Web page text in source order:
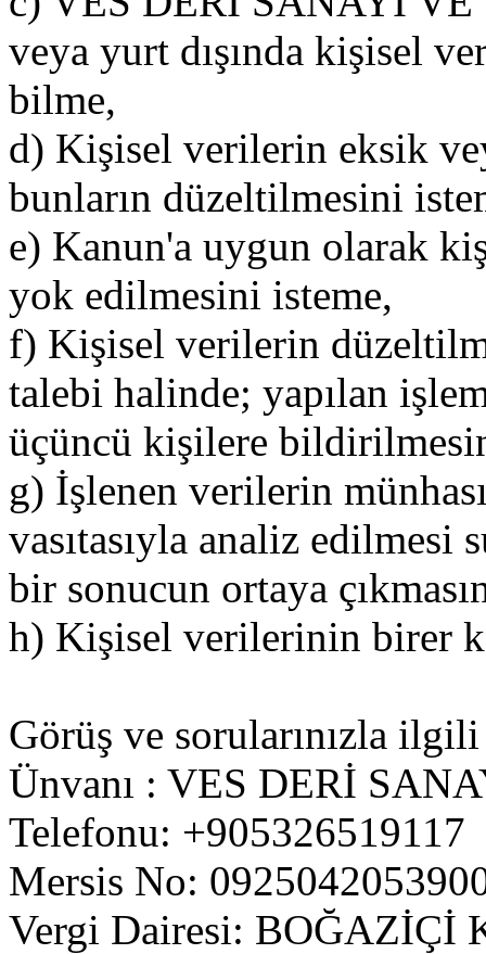
veya yurt dışında kişisel
bilme,
d) Kişisel verilerin eksik
bunların düzeltilmesini
e) Kanun'a uygun olarak
yok edilmesini isteme,
f) Kişisel verilerin
talebi halinde; yapılan
üçüncü kişilere
g) İşlenen verilerin
vasıtasıyla analiz
bir sonucun ortaya
h) Kişisel verilerinin birer
Görüş ve sorularınızla
Ünvanı : VES DERİ
Telefonu: +905326519117
Mersis No:
Vergi Dairesi: BOĞAZİÇİ